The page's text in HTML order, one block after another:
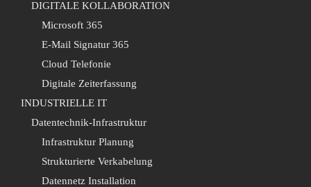
DIGITALE KOLLABORATION
Microsoft 365
E-Mail Signatur 365
Cloud Telefonie
Digitale Zeiterfassung
INDUSTRIELLE IT
Datentechnik-Infrastruktur
Infrastruktur Planung
Strukturierte Verkabelung
Datennetz Installation